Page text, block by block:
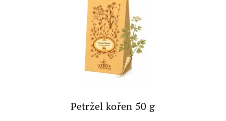
Petržel kořen 50 g